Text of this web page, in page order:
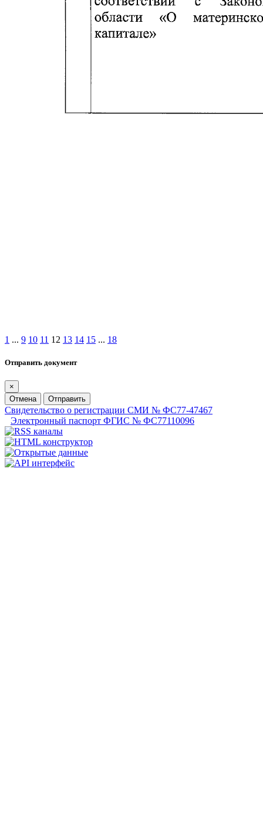
1 ... 9 10 11 12 13 14 15 ... 18
Отправить документ
×
Отмена
Отправить
Свидетельство о регистрации СМИ № ФС77-47467
Электронный паспорт ФГИС № ФС77110096